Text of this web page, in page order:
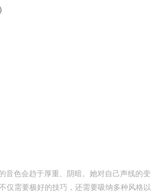
色会趋于厚重、阴暗。她对自己声线的
需要极好的技巧，还需要吸纳多种风格以